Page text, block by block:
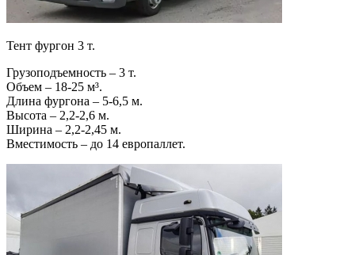
Тент фургон 3 т.
Грузоподъемность – 3 т.
Объем – 18-25 м³.
Длина фургона – 5-6,5 м.
Высота – 2,2-2,6 м.
Ширина – 2,2-2,45 м.
Вместимость – до 14 европаллет.